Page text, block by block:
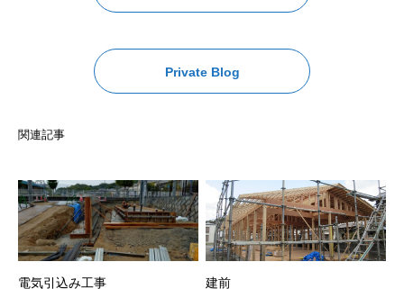
Private Blog
関連記事
電気引込み工事 建前